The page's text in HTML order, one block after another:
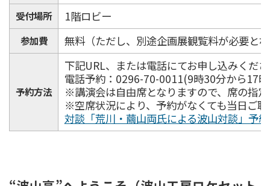
受付場所 1階ロビー
参加費 無料（ただし、別途企画展観覧料が必要と
予約方法
下記URL、または電話にてお申し込みくだ
電話予約：0296-70-0011(9時30分から17
※講演会は自由席となりますので、席の指
※空席状況により、予約がなくても当日ご
対談「荒川・繭山両氏による波山対談」